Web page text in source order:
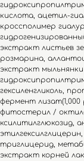
кислота, ацетил-
кроссполимер
экстракт листьев
розмарина,
экстракт
гексиленгликоль,
фермент
фитостерил /
ксилитилглюкозид,
триглицерид,
экстракт корней